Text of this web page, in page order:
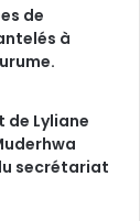
de
à
de Lyliane
secrétariat